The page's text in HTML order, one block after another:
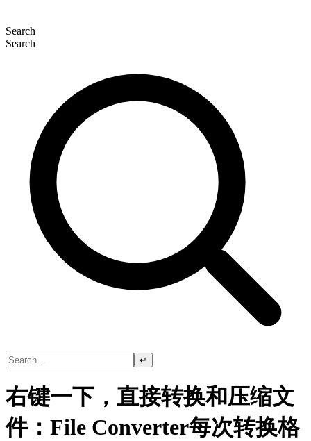
Search
Search
↵
右键一下，直接转换和压缩文
件：File Converter每次转换格